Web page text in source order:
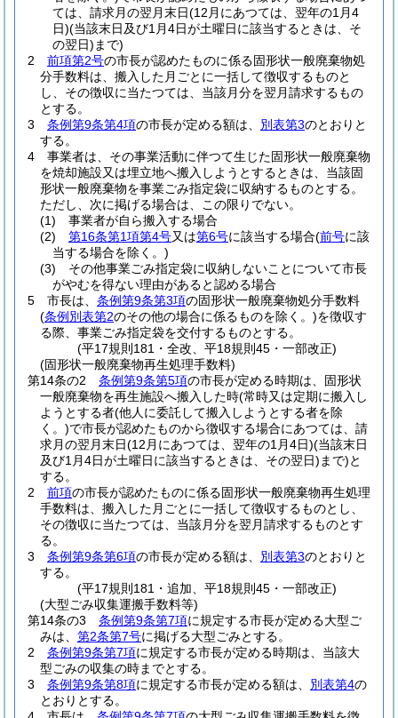
ては、請求月の翌月末日(12月にあつては、翌年の1月4
日)(当該末日及び1月4日が土曜日に該当するときは、そ
の翌日) まで)
2
前項第2号の市長が認めたものに係る固形状一般廃棄物処
分手数料は、搬入した月ごとに一括して徴収するものと
し、その徴収に当たつては、当該月分を翌月請求するもの
とする。
3
条例第9条第4項の市長が定める額は、 別表第3のとおりと
する。
4
事業者は、その事業活動に伴つて生じた固形状一般廃棄物
を焼却施設又は埋立地へ搬入しようとするときは、当該固
形状一般廃棄物を事業ごみ指定袋に収納するものとする。
ただし、次に掲げる場合は、この限りでない。
(1)
事業者が自ら搬入する場合
(2)
第16条第1項第4号又は第6号に該当する場合(前号に該
当する場合を除く。)
(3)
その他事業ごみ指定袋に収納しないことについて市長
がやむを得ない理由があると認める場合
5
市長は、 条例第9条第3項の固形状一般廃棄物処分手数料
(条例別表第2のその他の場合に係るものを除く。)を徴収す
る際、事業ごみ指定袋を交付するものとする。
(平17規則181・全改、平18規則45・一部改正)
(固形状一般廃棄物再生処理手数料)
第14条の2
条例第9条第5項の市長が定める時期は、固形状
一般廃棄物を再生施設へ搬入した時(常時又は定期に搬入し
ようとする者(他人に委託して搬入しようとする者を除
く。)で市長が認めたものから徴収する場合にあつては、請
求月の翌月末日(12月にあつては、翌年の1月4日)(当該末日
及び1月4日が土曜日に該当するときは、その翌日) まで)と
する。
2
前項の市長が認めたものに係る固形状一般廃棄物再生処理
手数料は、搬入した月ごとに一括して徴収するものとし、
その徴収に当たつては、当該月分を翌月請求するものとす
る。
3
条例第9条第6項の市長が定める額は、 別表第3のとおりと
する。
(平17規則181・追加、平18規則45・一部改正)
(大型ごみ収集運搬手数料等)
第14条の3
条例第9条第7項に規定する市長が定める大型ご
みは、 第2条第7号に掲げる大型ごみとする。
2
条例第9条第7項に規定する市長が定める時期は、当該大
型ごみの収集の時までとする。
3
条例第9条第8項に規定する市長が定める額は、 別表第4の
とおりとする。